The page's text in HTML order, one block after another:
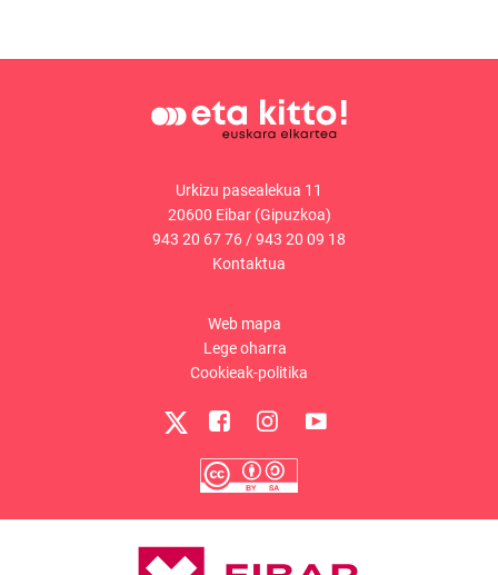
Urkizu pasealekua 11
20600 Eibar (Gipuzkoa)
943 20 67 76 /943 20 09 18
Kontaktua
Web mapa
Lege oharra
Cookieak-politika